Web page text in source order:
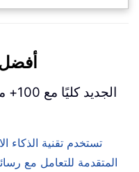
أفضل
تستخدم تقنية الذكاء
المتقدمة للتعامل مع